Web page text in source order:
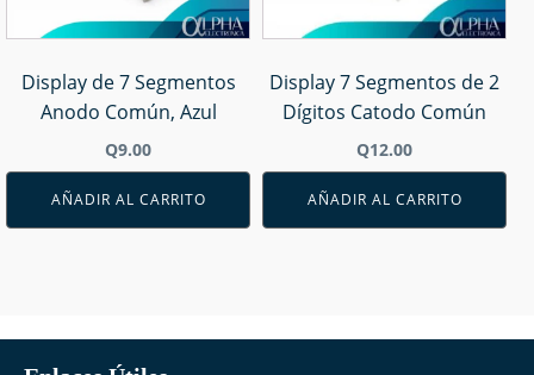
Display de 7 Segmentos
Anodo Común, Azul
Q9.00
AÑADIR AL CARRITO
Display 7 Segmentos de 2
Dígitos Catodo Común
Q12.00
AÑADIR AL CARRITO